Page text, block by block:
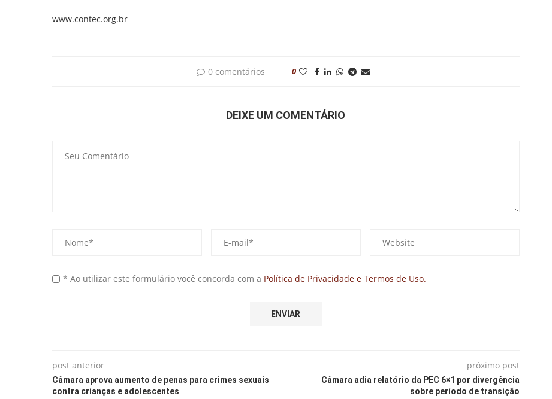
www.contec.org.br
0 comentários 0
DEIXE UM COMENTÁRIO
* Ao utilizar este formulário você concorda com a Política de Privacidade e Termos de Uso.
post anterior
Câmara aprova aumento de penas para crimes sexuais
contra crianças e adolescentes
próximo post
Câmara adia relatório da PEC 6×1 por divergência
sobre período de transição